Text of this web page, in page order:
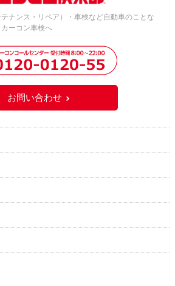
ナンス・リペア）・車検など自動車のことな
ーコン車検へ
お問い合わせ